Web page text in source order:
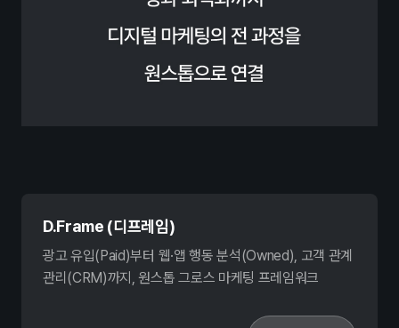
D.Frame (디프레임)
광고 유입(Paid)부터 웹·앱 행동 분석(Owned), 고객 관계
관리(CRM)까지, 원스톱 그로스 마케팅 프레임워크